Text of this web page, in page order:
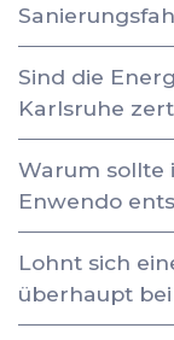
Sind die
Karlsruhe
Warum sollte
Enwendo
Lohnt sich
überhaupt